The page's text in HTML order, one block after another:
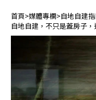
首頁>媒體專欄>自地自建
自地自建，不只是蓋房子